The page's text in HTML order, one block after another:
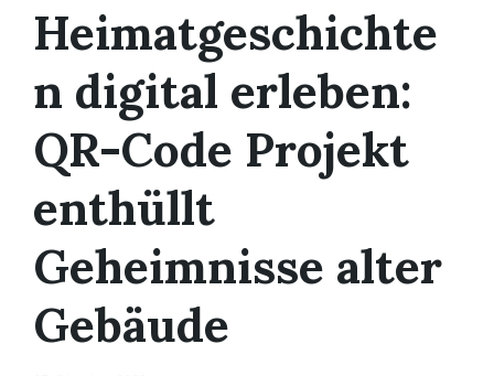
Heimatgeschichte
n digital erleben:
QR-Code Projekt
enthüllt
Geheimnisse alter
Gebäude